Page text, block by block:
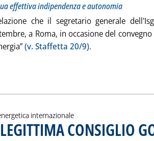
effettiva indipendenza e autonomia
che il segretario generale
a Roma, in occasione del convegno
(v. Staffetta 20/9).
internazionale
CONSIGLIO